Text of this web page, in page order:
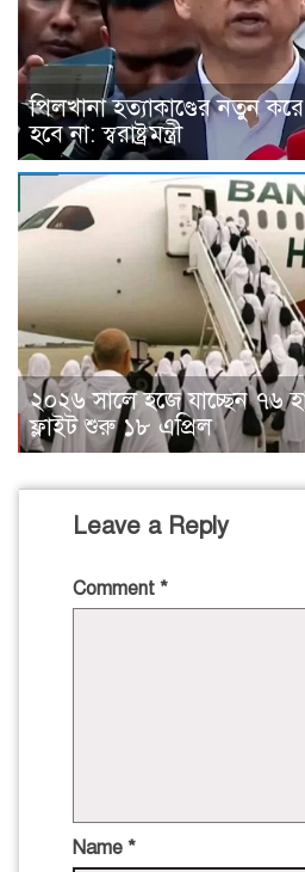
পিলখানা হত্যাকাণ্ডের নতুন
হবে না: স্বরাষ্ট্রমন্ত্রী
২০২৬ সালে হজে যাচ্ছেন ৭৬
ফ্লাইট শুরু ১৮ এপ্রিল
Leave a Reply
Comment *
Name *